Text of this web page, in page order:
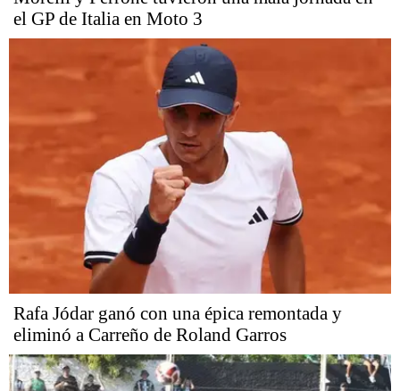
el GP de Italia en Moto 3
Rafa Jódar ganó con una épica remontada y
eliminó a Carreño de Roland Garros